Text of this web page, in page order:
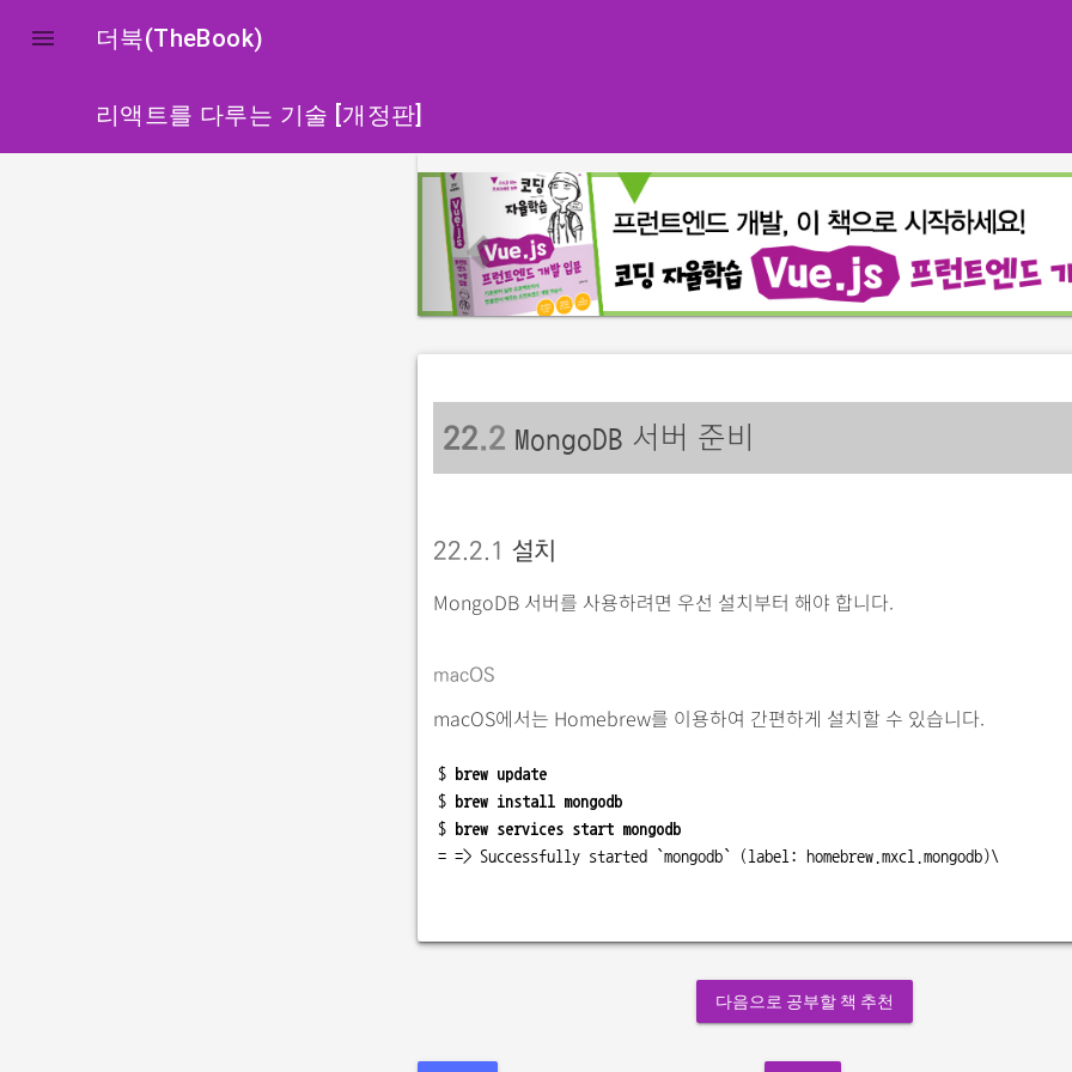
 더북(TheBook)
리액트를 다루는 기술 [개정판]
e
v
i
o
s
22.2 MongoDB 서버 준비
22.2.1 설치
MongoDB 서버를 사용하려면 우선 설치부터 해야 합니다.
macOS
macOS에서는 Homebrew를 이용하여 간편하게 설치할 수 있습니다.
$ brew update
$ brew install mongodb
$ brew services start mongodb
= => Successfully started `mongodb` (label: homebrew.mxcl.mongodb)\
다음으로 공부할 책 추천